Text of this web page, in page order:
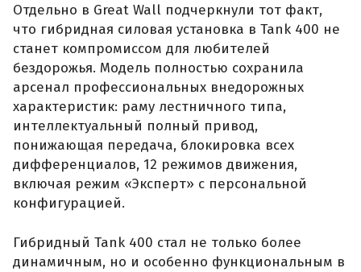
Отдельно в Great Wall подчеркнули тот факт,
что гибридная силовая установка в Tank 400 не
станет компромиссом для любителей
бездорожья. Модель полностью сохранила
арсенал профессиональных внедорожных
характеристик: раму лестничного типа,
интеллектуальный полный привод,
понижающая передача, блокировка всех
дифференциалов, 12 режимов движения,
включая режим «Эксперт» с персональной
конфигурацией.
Гибридный Tank 400 стал не только более
динамичным, но и особенно функциональным в